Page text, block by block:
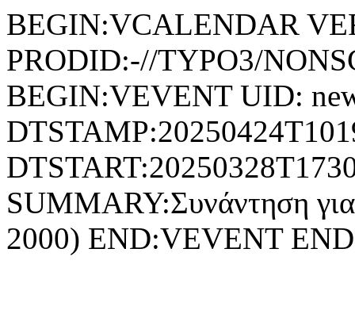
BEGIN:VCALENDAR
PRODID:-//TYPO3/
BEGIN:VEVENT UID:
SUMMARY:Συνάντηση
2000) END:VEVENT